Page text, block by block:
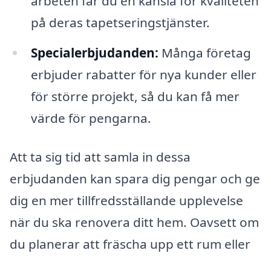
på deras tapetseringstjänster.
Specialerbjudanden: Många företag
erbjuder rabatter för nya kunder eller
för större projekt, så du kan få mer
värde för pengarna.
Att ta sig tid att samla in dessa
erbjudanden kan spara dig pengar och ge
dig en mer tillfredsställande upplevelse
när du ska renovera ditt hem. Oavsett om
du planerar att fräscha upp ett rum eller